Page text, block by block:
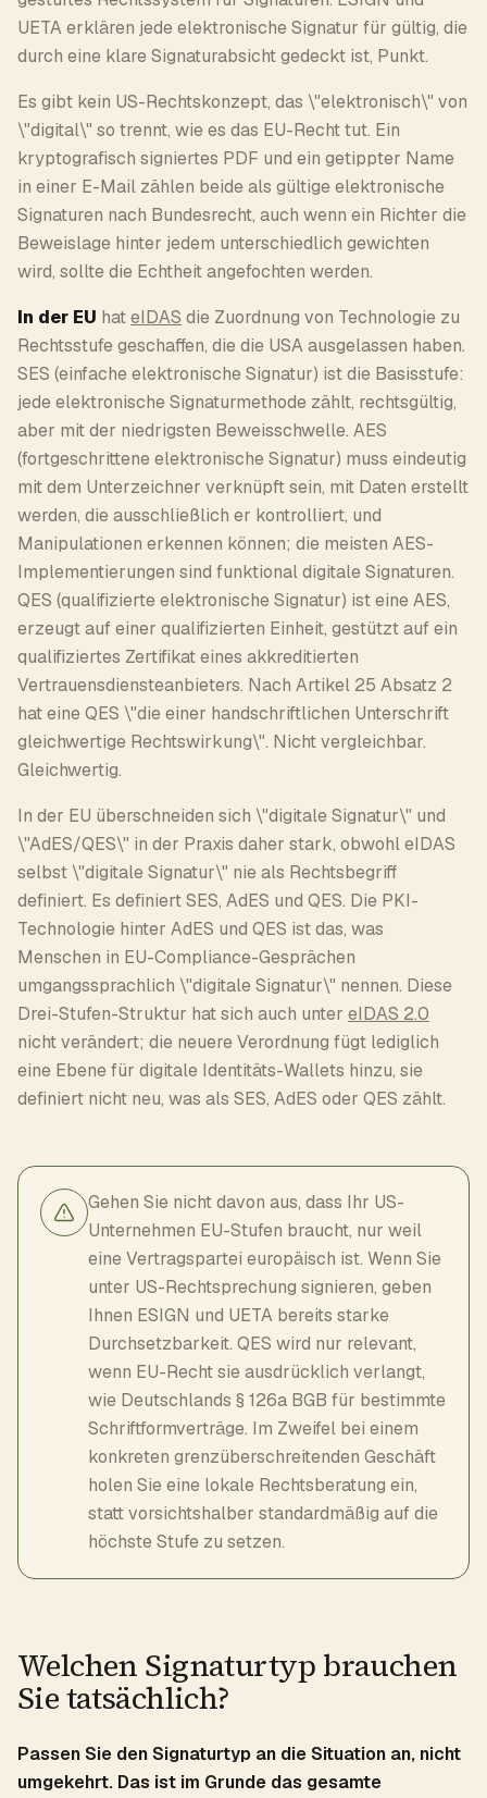
UETA erklären jede elektronische Signatur für gültig, die
durch eine klare Signaturabsicht gedeckt ist, Punkt.
Es gibt kein US-Rechtskonzept, das \"elektronisch\" von
\"digital\" so trennt, wie es das EU-Recht tut. Ein
kryptografisch signiertes PDF und ein getippter Name
in einer E-Mail zählen beide als gültige elektronische
Signaturen nach Bundesrecht, auch wenn ein Richter die
Beweislage hinter jedem unterschiedlich gewichten
wird, sollte die Echtheit angefochten werden.
In der EU hateIDAS die Zuordnung von Technologie zu
Rechtsstufe geschaffen, die die USA ausgelassen haben.
SES (einfache elektronische Signatur) ist die Basisstufe:
jede elektronische Signaturmethode zählt, rechtsgültig,
aber mit der niedrigsten Beweisschwelle. AES
(fortgeschrittene elektronische Signatur) muss eindeutig
mit dem Unterzeichner verknüpft sein, mit Daten erstellt
werden, die ausschließlich er kontrolliert, und
Manipulationen erkennen können; die meisten AES-
Implementierungen sind funktional digitale Signaturen.
QES (qualifizierte elektronische Signatur) ist eine AES,
erzeugt auf einer qualifizierten Einheit, gestützt auf ein
qualifiziertes Zertifikat eines akkreditierten
Vertrauensdiensteanbieters. Nach Artikel 25 Absatz 2
hat eine QES \"die einer handschriftlichen Unterschrift
gleichwertige Rechtswirkung\". Nicht vergleichbar.
Gleichwertig.
In der EU überschneiden sich \"digitale Signatur\" und
\"AdES/QES\" in der Praxis daher stark, obwohl eIDAS
selbst \"digitale Signatur\" nie als Rechtsbegriff
definiert. Es definiert SES, AdES und QES. Die PKI-
Technologie hinter AdES und QES ist das, was
Menschen in EU-Compliance-Gesprächen
umgangssprachlich \"digitale Signatur\" nennen. Diese
Drei-Stufen-Struktur hat sich auch unter eIDAS 2.0
nicht verändert; die neuere Verordnung fügt lediglich
eine Ebene für digitale Identitäts-Wallets hinzu, sie
definiert nicht neu, was als SES, AdES oder QES zählt.
Gehen Sie nicht davon aus, dass Ihr US-
Unternehmen EU-Stufen braucht, nur weil
eine Vertragspartei europäisch ist. Wenn Sie
unter US-Rechtsprechung signieren, geben
Ihnen ESIGN und UETA bereits starke
Durchsetzbarkeit. QES wird nur relevant,
wenn EU-Recht sie ausdrücklich verlangt,
wie Deutschlands § 126a BGB für bestimmte
Schriftformverträge. Im Zweifel bei einem
konkreten grenzüberschreitenden Geschäft
holen Sie eine lokale Rechtsberatung ein,
statt vorsichtshalber standardmäßig auf die
höchste Stufe zu setzen.
Welchen Signaturtyp brauchen
Sie tatsächlich?
Passen Sie den Signaturtyp an die Situation an, nicht
umgekehrt. Das ist im Grunde das gesamte